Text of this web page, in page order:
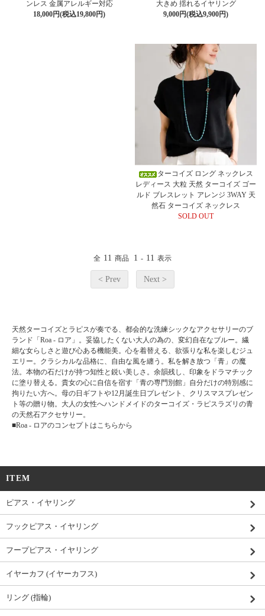
ンレス 金属アレルギー対応
18,000円(税込19,800円)
大きめ 揺れるイヤリング
9,000円(税込9,900円)
ターコイズ ロング ネックレス
レディース 大粒 天然 ターコイズ ゴー
ルド ブレスレット アレンジ 3WAY 天
然石 ターコイズ ネックレス
SOLD OUT
全 11 商品 1 - 11 表示
< Prev Next >
天然ターコイズとラピスが奏でる、都会的な洗練シックなアクセサリーのブ
ランド「Roa - ロア」。妥協したくない大人の為の、変幻自在なブルー。繊
細な女らしさと遊び心ある機能美。心を着替える、欲張りな私を楽しむジュ
エリー。クラシカルな品格に、自由な風を纏う。私を解き放つ「青」の魔
法。本物の石だけが持つ知性と鋭い美しさ。余韻残し、印象をドラマチック
に塗り替える。貴女の心に自信を宿す「青の専門別館」自分だけの特別感に
拘りたい方へ。母の日ギフトや12月誕生日プレゼント、クリスマスプレゼン
ト等の贈り物。大人の女性へハンドメイドのターコイズ・ラピスラズリの青
の天然石アクセサリー。
■Roa - ロアのコンセプトはこちらから
ITEM
ピアス・イヤリング
フックピアス・イヤリング
フープピアス・イヤリング
イヤーカフ (イヤーカフス)
リング (指輪)